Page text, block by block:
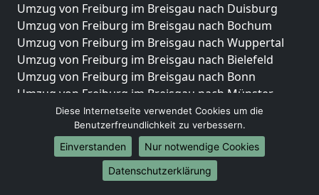
Umzug von Freiburg im Breisgau nach Duisburg
Umzug von Freiburg im Breisgau nach Bochum
Umzug von Freiburg im Breisgau nach Wuppertal
Umzug von Freiburg im Breisgau nach Bielefeld
Umzug von Freiburg im Breisgau nach Bonn
Umzug von Freiburg im Breisgau nach Münster
Internationale-Umzüge
Umzug von Freiburg im Breisgau nach Brasilien
Umzug von Freiburg im Breisgau nach Brunei
Diese Internetseite verwendet Cookies um die
Benutzerfreundlichkeit zu verbessern.
Einverstanden
Nur notwendige Cookies
Datenschutzerklärung